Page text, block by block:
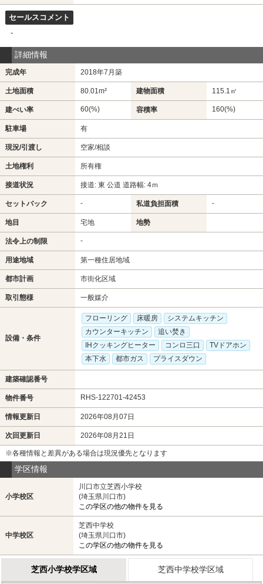
セールスコメント
-
詳細情報
完成年 2018年7月築
土地面積 80.01m² 建物面積 115.1㎡
建ぺい率 60(%) 容積率 160(%)
駐車場 有
現況/引渡し 空家/相談
土地権利 所有権
接道状況 接道: 東 公道 道路幅: 4ｍ
セットバック - 私道負担面積 -
地目 宅地 地勢
法令上の制限 -
用途地域 第一種住居地域
都市計画 市街化区域
取引態様 一般媒介
設備・条件
フローリング 床暖房
システムキッチン
カウンターキッチン
追い焚き
IHクッキングヒーター
コンロ三口
TVドアホン
本下水
都市ガス プライスダウン
建築確認番号
物件番号 RHS-122701-42453
情報更新日 2026年08月07日
次回更新日 2026年08月21日
※各種情報と差異がある場合は現況優先となります
学区情報
小学校区
川口市立芝西小学校
(埼玉県川口市)
この学区の他の物件を見る
中学校区
芝西中学校
(埼玉県川口市)
この学区の他の物件を見る
芝西小学校学区域 芝西中学校学区域